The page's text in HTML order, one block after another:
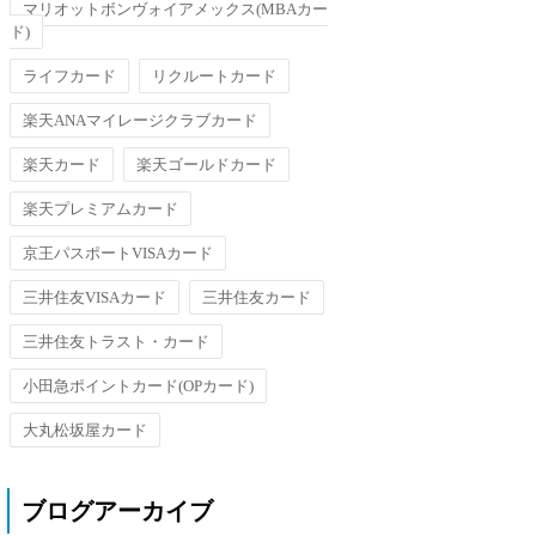
マリオットボンヴォイアメックス(MBAカー
ド)
ライフカード リクルートカード
楽天ANAマイレージクラブカード
楽天カード 楽天ゴールドカード
楽天プレミアムカード
京王パスポートVISAカード
三井住友VISAカード 三井住友カード
三井住友トラスト・カード
小田急ポイントカード(OPカード)
大丸松坂屋カード
ブログアーカイブ